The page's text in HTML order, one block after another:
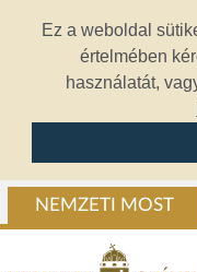
Ez a weboldal
értelmében
használatát,
NEMZETI MOST